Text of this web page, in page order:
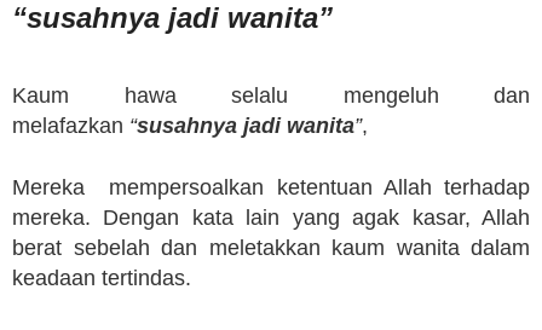
“susahnya jadi wanita”
Kaum hawa selalu mengeluh dan
melafazkan “susahnya jadi wanita”,
Mereka mempersoalkan ketentuan Allah terhadap
mereka. Dengan kata lain yang agak kasar, Allah
berat sebelah dan meletakkan kaum wanita dalam
keadaan tertindas.